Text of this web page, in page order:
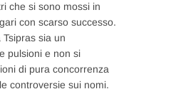
che si sono mossi in
con scarso successo.
sia un
pulsioni e non si
di pura concorrenza
controversie sui nomi.